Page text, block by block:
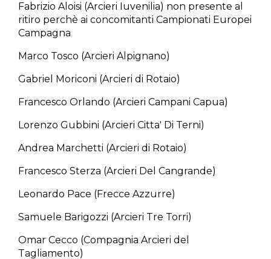
Fabrizio Aloisi (Arcieri Iuvenilia) non presente al
ritiro perchè ai concomitanti Campionati Europei
Campagna
Marco Tosco (Arcieri Alpignano)
Gabriel Moriconi (Arcieri di Rotaio)
Francesco Orlando (Arcieri Campani Capua)
Lorenzo Gubbini (Arcieri Citta' Di Terni)
Andrea Marchetti (Arcieri di Rotaio)
Francesco Sterza (Arcieri Del Cangrande)
Leonardo Pace (Frecce Azzurre)
Samuele Barigozzi (Arcieri Tre Torri)
Omar Cecco (Compagnia Arcieri del
Tagliamento)